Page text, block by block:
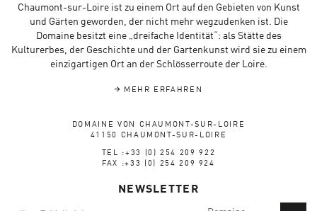
Chaumont-sur-Loire ist zu einem Ort auf den Gebieten von Kunst
und Gärten geworden, der nicht mehr wegzudenken ist. Die
Domaine besitzt eine „dreifache Identität“: als Stätte des
Kulturerbes, der Geschichte und der Gartenkunst wird sie zu einem
einzigartigen Ort an der Schlösserroute der Loire.
MEHR ERFAHREN
DOMAINE VON CHAUMONT-SUR-LOIRE
41150 CHAUMONT-SUR-LOIRE
TEL :+33 (0) 254 209 922
FAX :+33 (0) 254 209 924
NEWSLETTER